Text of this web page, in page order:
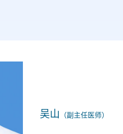
吴山 （副主任医师）